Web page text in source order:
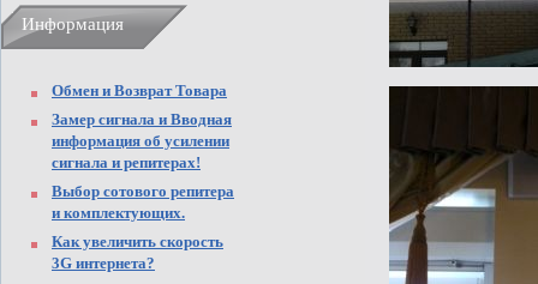
Информация
Обмен и Возврат Товара
Замер сигнала и Вводная
информация об усилении
сигнала и репитерах!
Выбор сотового репитера
и комплектующих.
Как увеличить скорость
3G интернета?